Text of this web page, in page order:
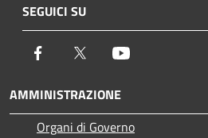
SEGUICI SU
Facebook Twitter
AMMINISTRAZIONE
Organi di Governo